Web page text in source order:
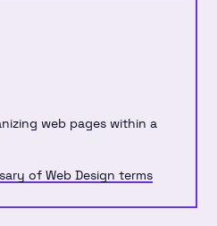
web pages within a
of Web Design terms